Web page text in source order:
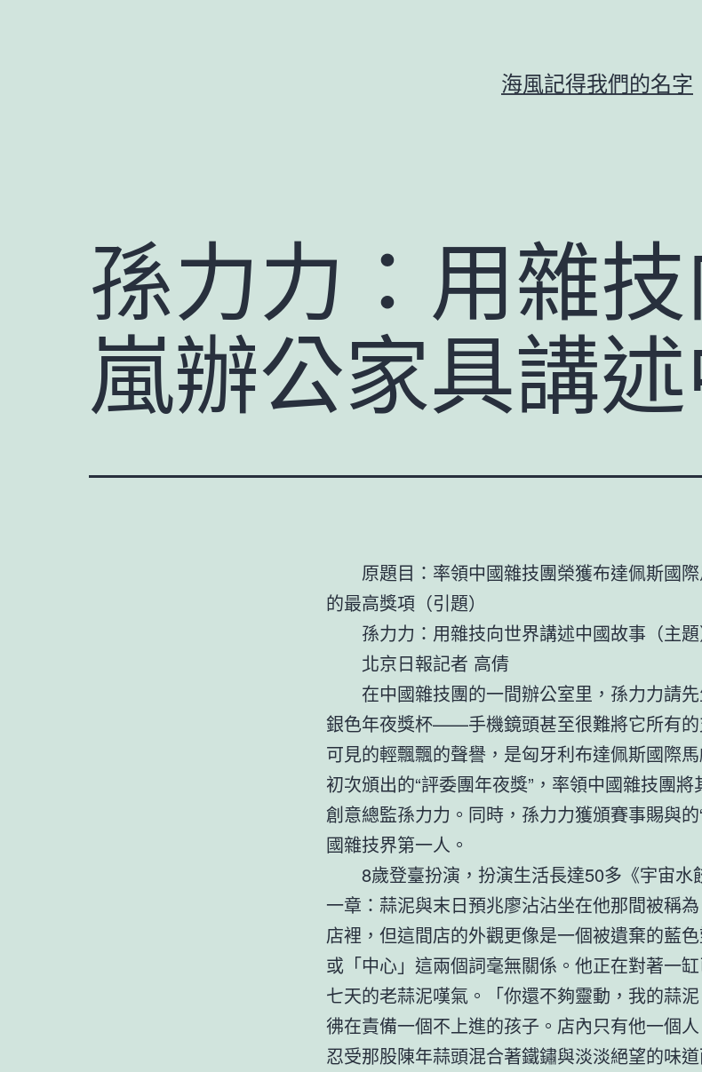
海風記得我們的名字
孫力力：用雜
嵐辦公家具講
原題目：率領中國雜技團榮獲布達佩斯國
的最高獎項（引題）
孫力力：用雜技向世界講述中國故事（主題
北京日報記者 高倩
在中國雜技團的一間辦公室里，孫力力請
銀色年夜獎杯——手機鏡頭甚至很難將它所有
可見的輕飄飄的聲譽，是匈牙利布達佩斯國際
初次頒出的“評委團年夜獎”，率領中國雜技團
創意總監孫力力。同時，孫力力獲頒賽事賜與的
國雜技界第一人。
8歲登臺扮演，扮演生活長達50多《宇宙水
一章：蒜泥與末日預兆廖沾沾坐在他那間被稱
店裡，但這間店的外觀更像是一個被遺棄的藍色
或「中心」這兩個詞毫無關係。他正在對著一
七天的老蒜泥嘆氣。「你還不夠靈動，我的蒜
彿在責備一個不上進的孩子。店內只有他一個
忍受那股陳年蒜頭混合著鐵鏽與淡淡絕望的味